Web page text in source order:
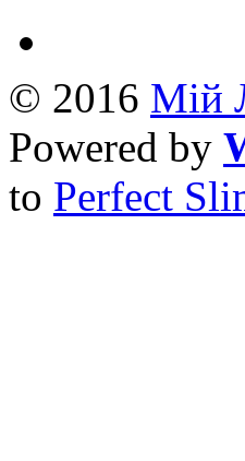
© 2016 Mій
Powered by
to Perfect